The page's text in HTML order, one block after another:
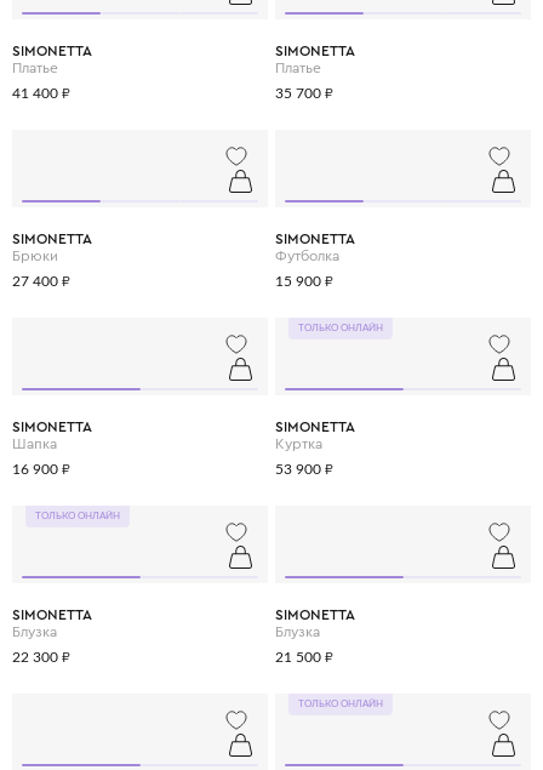
SIMONETTA
Платье
41 400 ₽
SIMONETTA
Платье
35 700 ₽
SIMONETTA
Брюки
27 400 ₽
SIMONETTA
Футболка
15 900 ₽
SIMONETTA
Шапка
16 900 ₽
ТОЛЬКО ОНЛАЙН
SIMONETTA
Куртка
53 900 ₽
ТОЛЬКО ОНЛАЙН
SIMONETTA
Блузка
22 300 ₽
SIMONETTA
Блузка
21 500 ₽
ТОЛЬКО ОНЛАЙН